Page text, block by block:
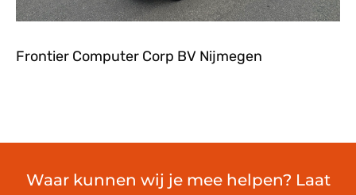
Frontier Computer Corp BV Nijmegen
Waar kunnen wij je mee helpen? Laat